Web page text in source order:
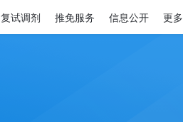
复试调剂 推免服务 信息公开 更多